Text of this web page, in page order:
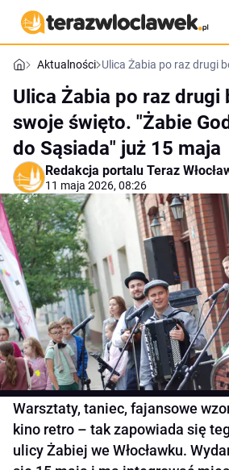
Aktualności Ulica Żabia po raz drugi
Ulica Żabia po raz drugi
swoje święto. "Żabie
do Sąsiada" już 15 maja
Redakcja portalu Teraz
11 maja 2026, 08:26
Warsztaty, taniec, fajansowe
kino retro – tak zapowiada się
ulicy Żabiej we Włocławku.